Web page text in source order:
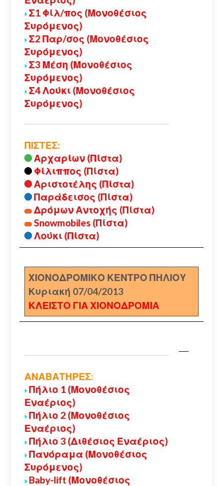
Σ1 Φίλ/πος (Μονοθέσιος
Συρόμενος)
Σ2 Παρ/σος (Μονοθέσιος
Συρόμενος)
Σ3 Μέση (Μονοθέσιος
Συρόμενος)
Σ4 Λούκι (Μονοθέσιος
Συρόμενος)
ΠΙΣΤΕΣ:
Αρχαρίων (Πίστα)
Φίλιππος (Πίστα)
Αριστοτέλης (Πίστα)
Παράδεισος (Πίστα)
Δρόμων Αντοχής (Πίστα)
Snowmobiles (Πίστα)
Λούκι (Πίστα)
ΧΙΟΝΟΔΡΟΜΙΚΟ ΚΕΝΤΡΟ ΠΗΛΙΟΥ
Κυριακή 07/04/2013
ΚΛΕΙΣΤΟ ΓΙΑ ΧΙΟΝΟΔΡΟΜΙΑ
ΑΝΑΒΑΤΗΡΕΣ:
Πήλιο 1 (Μονοθέσιος
Εναέριος)
Πήλιο 2 (Μονοθέσιος
Εναέριος)
Πήλιο 3 (Διθέσιος Εναέριος)
Πανόραμα (Μονοθέσιος
Συρόμενος)
Baby-lift (Μονοθέσιος